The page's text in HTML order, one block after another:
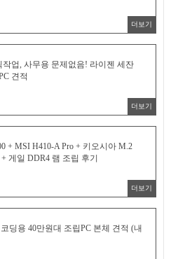
더보기
작업, 사무용 문제없음! 라이젠 세잔
견적
더보기
+ MSI H410-A Pro + 키오시아 M.2
+ 게일 DDR4 램 조립 후기
더보기
딩용 40만원대 조립PC 본체 견적 (내